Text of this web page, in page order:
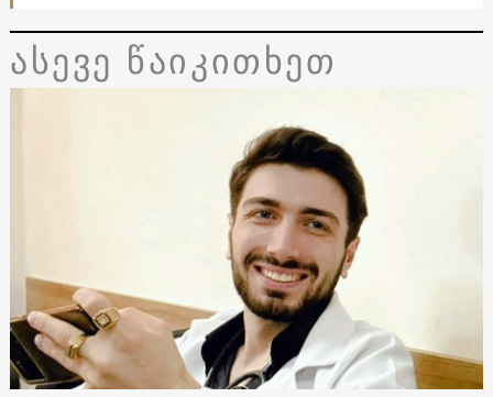
ასევე წაიკითხეთ